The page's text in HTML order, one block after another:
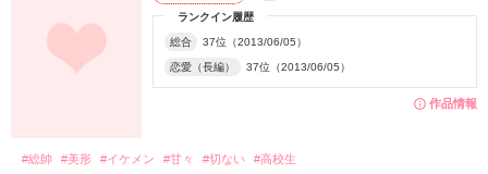
作品情報
ランクイン履歴
総合 37位（2013/06/05）
恋愛（長編） 37位（2013/06/05）
#総帥 #美形 #イケメン #甘々 #切ない #高校生